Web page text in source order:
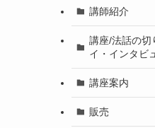
講師紹介
講座/法話の切
イ・インタビ
講座案内
販売